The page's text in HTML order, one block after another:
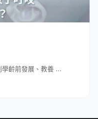
齡前發展、教養 ...